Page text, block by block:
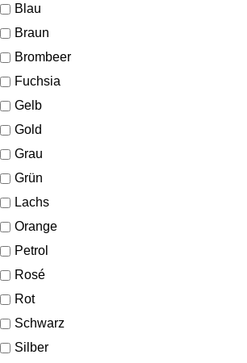
Blau
Braun
Brombeer
Fuchsia
Gelb
Gold
Grau
Grün
Lachs
Orange
Petrol
Rosé
Rot
Schwarz
Silber